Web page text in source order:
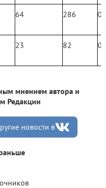
64 286 0
23 82 0
мнением автора и
Редакции
новости в